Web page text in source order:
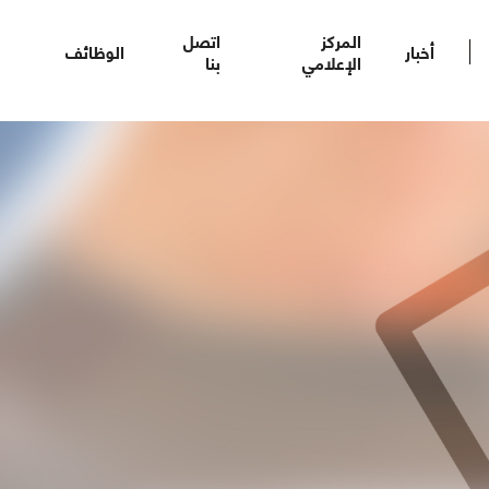
أخبار المركز
الإعلامي
اتصل
بنا الوظائف